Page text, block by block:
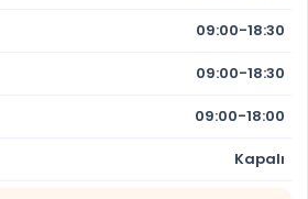
09:00-18:30
09:00-18:30
09:00-18:00
Kapalı